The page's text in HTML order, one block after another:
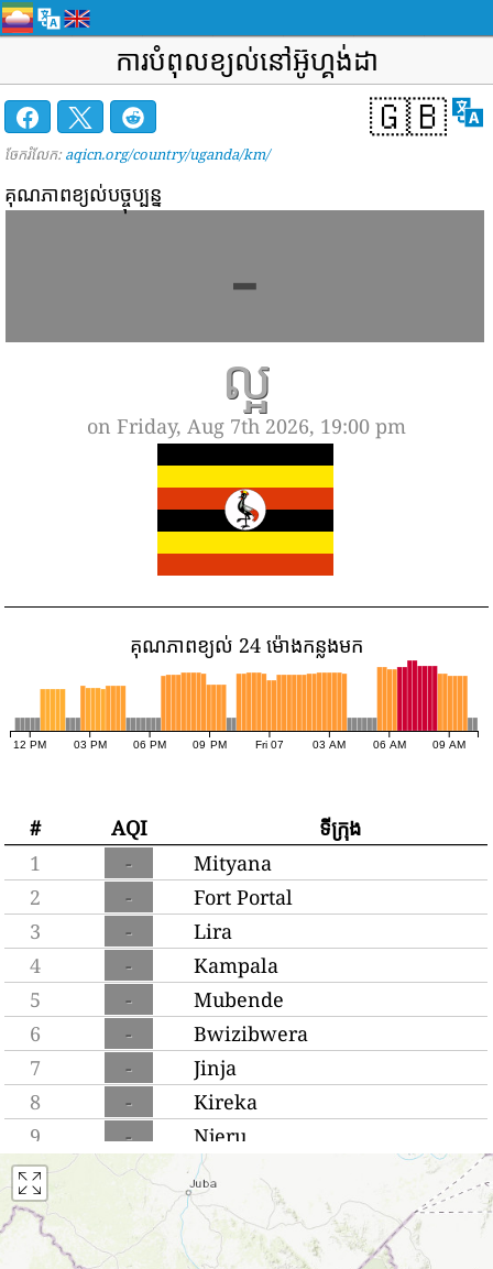
ការបំពុលខ្យល់នៅអ៊ូហ្គង់ដា
🇬🇧
ចែករំលែក: aqicn.org/country/uganda/km/
គុណភាពខ្យល់បច្ចុប្បន្ន
-
ល្អ
on Friday, Aug 7th 2026, 19:00 pm
គុណភាពខ្យល់ 24 ម៉ោងកន្លងមក
12 PM 03 PM 06 PM 09 PM Fri 07 03 AM 06 AM 09 AM
# AQI
ទីក្រុង
1
-
Mityana
2
-
Fort Portal
3
-
Lira
4
-
Kampala
5
-
Mubende
6
-
Bwizibwera
7
-
Jinja
8
-
Kireka
9
-
Njeru
10
- Buwenge